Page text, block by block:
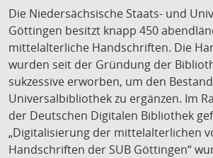
Die Niedersächsische Staats- und
Göttingen besitzt knapp 450
mittelalterliche Handschriften. Die
wurden seit der Gründung der
sukzessive erworben, um den
Universalbibliothek zu ergänzen. Im
der Deutschen Digitalen Bibliothek
„Digitalisierung der mittelalterlichen
Handschriften der SUB Göttingen“